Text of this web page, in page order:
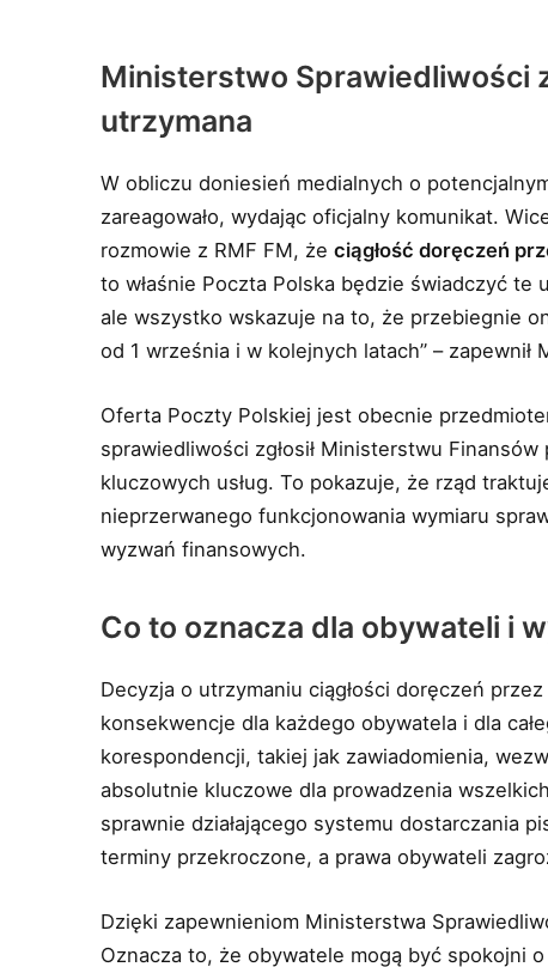
Ministerstwo Sprawiedliwości
utrzymana
W obliczu doniesień medialnych o
zareagowało, wydając oficjalny komunikat.
rozmowie z RMF FM, żeciągłość doręczeń
to właśnie Poczta Polska będzie świadczyć te
ale wszystko wskazuje na to, że przebiegnie
od 1 września i w kolejnych latach” – zapewnił
Oferta Poczty Polskiej jest obecnie
sprawiedliwości zgłosił Ministerstwu
kluczowych usług. To pokazuje, że rząd
nieprzerwanego funkcjonowania wymiaru
wyzwań finansowych.
Co to oznacza dla obywateli i
Decyzja o utrzymaniu ciągłości doręczeń
konsekwencje dla każdego obywatela i dla
korespondencji, takiej jak zawiadomienia,
absolutnie kluczowe dla prowadzenia
sprawnie działającego systemu dostarczania
terminy przekroczone, a prawa obywateli
Dzięki zapewnieniom Ministerstwa
Oznacza to, że obywatele mogą być spokojni